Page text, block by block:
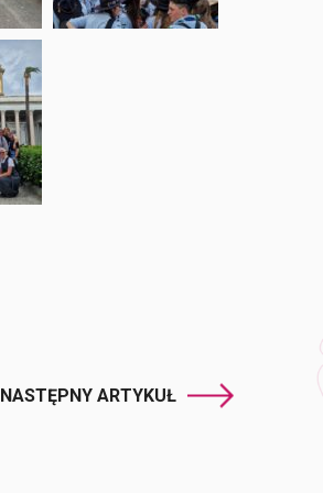
NASTĘPNY ARTYKUŁ